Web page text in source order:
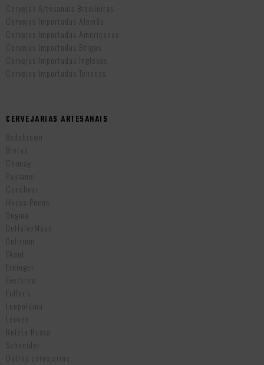
Cervejas Artesanais Brasileiras
Cervejas Importadas Alemãs
Cervejas Importadas Americanas
Cervejas Importadas Belgas
Cervejas Importadas Inglesas
Cervejas Importadas Tchecas
CERVEJARIAS ARTESANAIS
Bodebrown
Brotas
Chimay
Paulaner
Czechvar
Hocus Pocus
Dogma
DeHalveMaan
Delirium
Ekaut
Erdinger
Everbrew
Fuller’s
Leopoldina
Leuven
Roleta Russa
Schneider
Outras cervejarias